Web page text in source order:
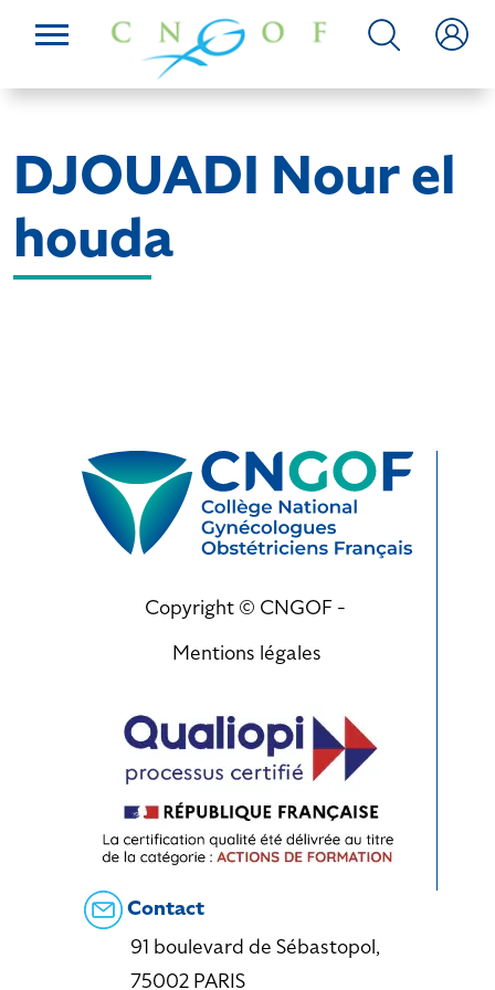
DJOUADI Nour el
houda
Copyright © CNGOF -
Mentions légales
Contact
91 boulevard de Sébastopol,
75002 PARIS